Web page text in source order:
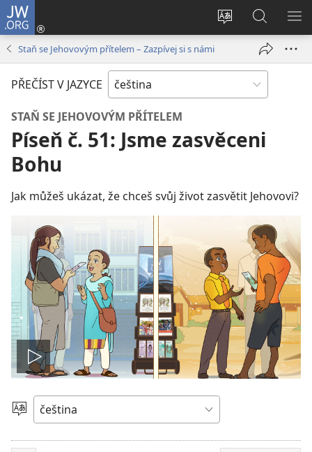
JW.ORG
Změnit
stránek
Přihlásit
se
(otevřeno
okno)
Hledat
na
JW.ORG
Staň se Jehovovým přítelem – Zazpívej si s námi
PŘEČÍST V JAZYCE
STAŇ SE JEHOVOVÝM PŘÍTELEM
Píseň č. 51: Jsme zasvěceni
Bohu
Jak můžeš ukázat, že chceš svůj život zasvětit Jehovovi?
Přehrát
video
Vyberte
jazyk